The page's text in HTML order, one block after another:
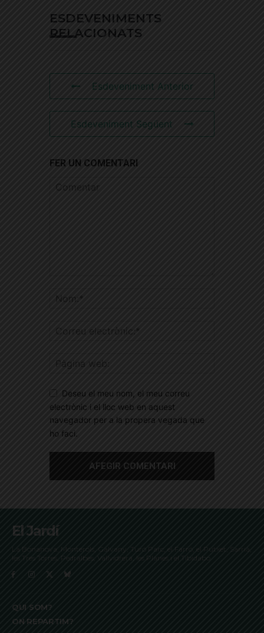
ESDEVENIMENTS
RELACIONATS
Esdeveniment Anterior
Esdeveniment Següent
FER UN COMENTARI
Deseu el meu nom, el meu correu
electrònic i el lloc web en aquest
navegador per a la propera vegada que
ho faci.
El Jardí
La Bonanova, Monterols, Galvany, Turó Parc, el Farró, el Putxet, Sarrià,
les Tres Torres, Pedralbes, Vallvidrera, les Planes i el Tibidabo
QUI SOM?
ON REPARTIM?